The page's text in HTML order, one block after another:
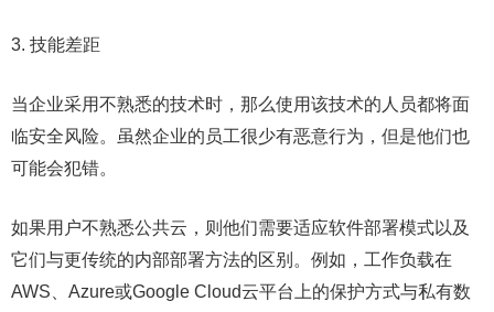
3. 技能差距
当企业采用不熟悉的技术时，那么使用该技术的人员都将面
临安全风险。虽然企业的员工很少有恶意行为，但是他们也
可能会犯错。
如果用户不熟悉公共云，则他们需要适应软件部署模式以及
它们与更传统的内部部署方法的区别。例如，工作负载在
AWS、Azure或Google Cloud云平台上的保护方式与私有数